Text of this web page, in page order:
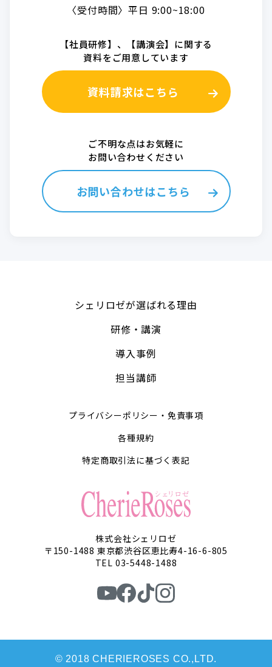
〈受付時間〉平日 9:00~18:00
【社員研修】、【講演会】に関する
資料をご用意しています
資料請求はこちら
ご不明な点はお気軽に
お問い合わせください
お問い合わせはこちら
シェリロゼが選ばれる理由
研修・講演
導入事例
担当講師
プライバシーポリシー・免責事項
各種規約
特定商取引法に基づく表記
株式会社シェリロゼ
〒150-1488 東京都渋谷区恵比寿4-16-6-805
TEL 03-5448-1488
© 2018 CHERIEROSES CO.,LTD.